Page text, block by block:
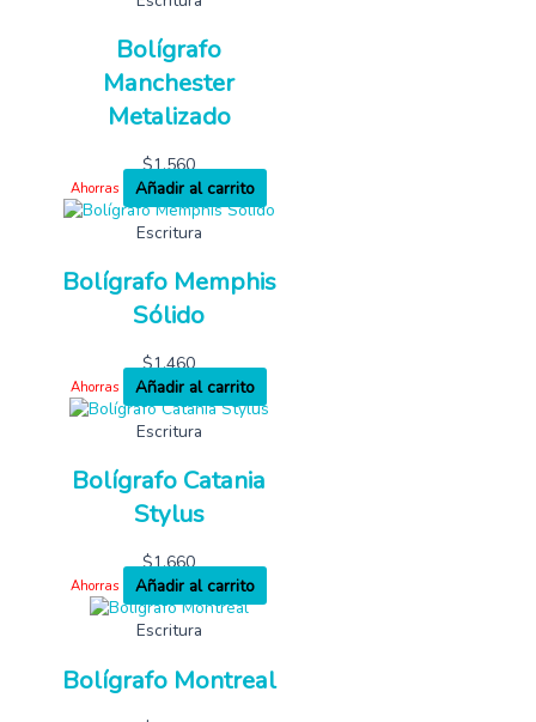
Bolígrafo
Manchester
Metalizado
$1,560
Ahorras
Añadir al carrito
Escritura
Bolígrafo Memphis
Sólido
$1,460
Ahorras
Añadir al carrito
Escritura
Bolígrafo Catania
Stylus
$1,660
Ahorras
Añadir al carrito
Escritura
Bolígrafo Montreal